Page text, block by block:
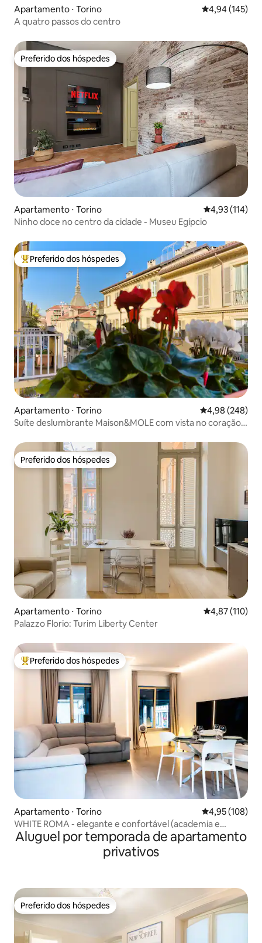
Apartamento ⋅ Torino 4,94 de uma
4,94 (145)
A quatro passos do centro
Preferido dos hóspedes
Preferido dos hóspedes
Apartamento ⋅ Torino 4,93 de uma
4,93 (114)
Ninho doce no centro da cidade - Museu Egípcio
Entre os melhores preferidos dos hóspedes
Preferido dos hóspedes
Apartamento ⋅ Torino 4,98 de uma
4,98 (248)
Suíte deslumbrante Maison&MOLE com vista no coração
Preferido dos hóspedes
Preferido dos hóspedes
Apartamento ⋅ Torino 4,87 de uma
4,87 (110)
Palazzo Florio: Turim Liberty Center
Entre os melhores preferidos dos hóspedes
Preferido dos hóspedes
Apartamento ⋅ Torino 4,95 de uma
4,95 (108)
WHITE ROMA - elegante e confortável (academia e
terraço)
Aluguel por temporada de apartamento
privativos
Preferido dos hóspedes
Preferido dos hóspedes